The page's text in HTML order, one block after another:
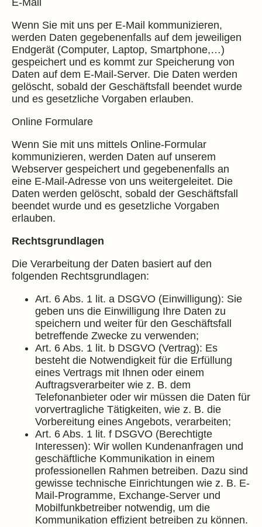
E-Mail
Wenn Sie mit uns per E-Mail kommunizieren,
werden Daten gegebenenfalls auf dem jeweiligen
Endgerät (Computer, Laptop, Smartphone,…)
gespeichert und es kommt zur Speicherung von
Daten auf dem E-Mail-Server. Die Daten werden
gelöscht, sobald der Geschäftsfall beendet wurde
und es gesetzliche Vorgaben erlauben.
Online Formulare
Wenn Sie mit uns mittels Online-Formular
kommunizieren, werden Daten auf unserem
Webserver gespeichert und gegebenenfalls an
eine E-Mail-Adresse von uns weitergeleitet. Die
Daten werden gelöscht, sobald der Geschäftsfall
beendet wurde und es gesetzliche Vorgaben
erlauben.
Rechtsgrundlagen
Die Verarbeitung der Daten basiert auf den
folgenden Rechtsgrundlagen:
Art. 6 Abs. 1 lit. a DSGVO (Einwilligung): Sie
geben uns die Einwilligung Ihre Daten zu
speichern und weiter für den Geschäftsfall
betreffende Zwecke zu verwenden;
Art. 6 Abs. 1 lit. b DSGVO (Vertrag): Es
besteht die Notwendigkeit für die Erfüllung
eines Vertrags mit Ihnen oder einem
Auftragsverarbeiter wie z. B. dem
Telefonanbieter oder wir müssen die Daten für
vorvertragliche Tätigkeiten, wie z. B. die
Vorbereitung eines Angebots, verarbeiten;
Art. 6 Abs. 1 lit. f DSGVO (Berechtigte
Interessen): Wir wollen Kundenanfragen und
geschäftliche Kommunikation in einem
professionellen Rahmen betreiben. Dazu sind
gewisse technische Einrichtungen wie z. B. E-
Mail-Programme, Exchange-Server und
Mobilfunkbetreiber notwendig, um die
Kommunikation effizient betreiben zu können.